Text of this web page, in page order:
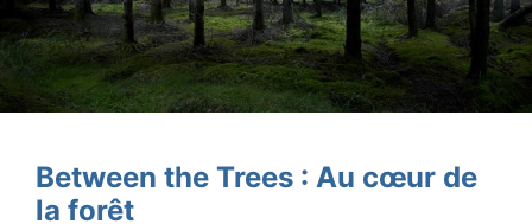
Between the Trees : Au cœur de
la forêt